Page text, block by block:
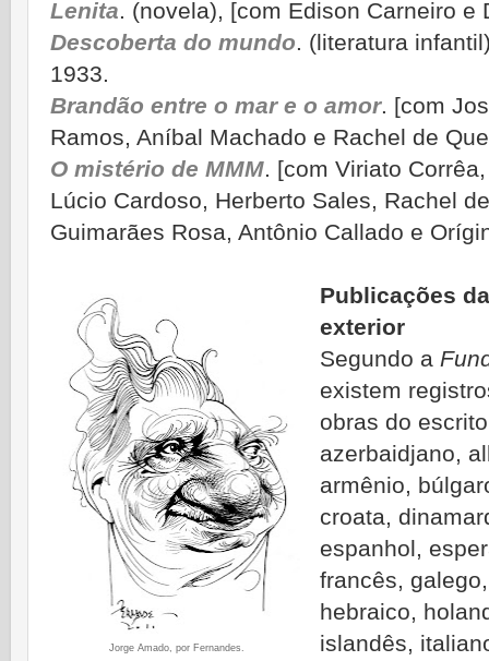
Lenita. (novela), [com Edison Carneiro e
Descoberta do mundo. (literatura
1933.
Brandão entre o mar e o amor. [com
Ramos, Aníbal Machado e Rachel de
O mistério de MMM. [com Viriato
Lúcio Cardoso, Herberto Sales, Rachel
Guimarães Rosa, Antônio Callado e
Jorge Amado, por Fernandes.
Publicações
exterior
Segundo a
existem
obras do
azerbaidjano,
armênio,
croata,
espanhol,
francês,
hebraico,
islandês,